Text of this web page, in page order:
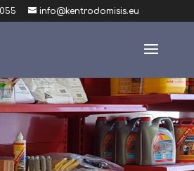
info@kentrodomisis.eu